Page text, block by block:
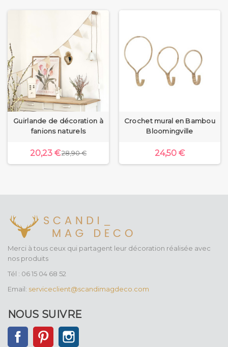
Guirlande de décoration à
fanions naturels
20,23 €28,90 €
Crochet mural en Bambou
Bloomingville
24,50 €
Merci à tous ceux qui partagent leur décoration réalisée avec
nos produits
Tél : 06 15 04 68 52
Email: serviceclient@scandimagdeco.com
NOUS SUIVRE
FacebookPinterest